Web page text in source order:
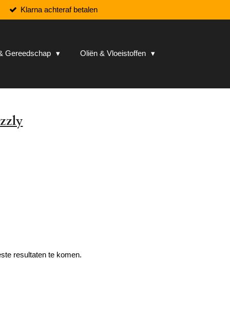
Klarna achteraf betalen
Gereedschap
Oliën & Vloeistoffen
resultaten te komen.